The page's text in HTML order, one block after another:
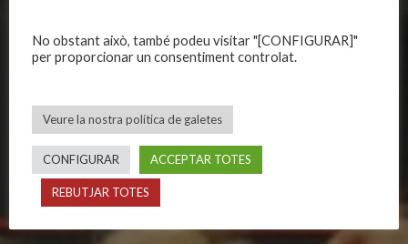
Organització
Publicacions
Política de privadesa
Política de galetes
Privadesa a les xarxes
Primer equip femení
Equips masculins
C.E. El Vilar
Escola
Patrocinadors
No obstant això, també podeu visitar "[CONFIGURAR]"
per proporcionar un consentiment controlat.
Veure la nostra política de galetes
CONFIGURAR ACCEPTAR TOTES
REBUTJAR TOTES